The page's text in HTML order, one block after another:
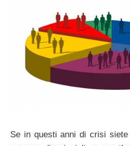
Se in questi anni di crisi